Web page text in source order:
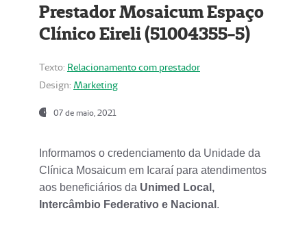
Prestador Mosaicum Espaço
Clínico Eireli (51004355-5)
Texto: Relacionamento com prestador
Design: Marketing
07 de maio, 2021
Informamos o credenciamento da Unidade da
Clínica Mosaicum em Icaraí para atendimentos
aos beneficiários da Unimed Local,
Intercâmbio Federativo e Nacional .